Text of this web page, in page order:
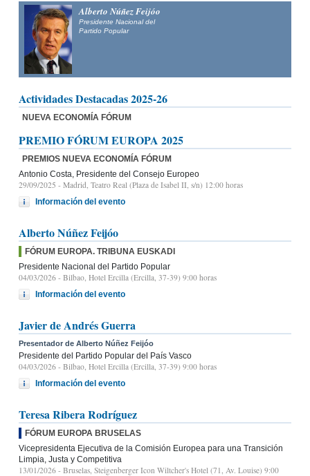
Alberto Núñez Feijóo
Presidente Nacional del
Partido Popular
Actividades Destacadas 2025-26
NUEVA ECONOMÍA FÓRUM
PREMIO FÓRUM EUROPA 2025
PREMIOS NUEVA ECONOMÍA FÓRUM
Antonio Costa, Presidente del Consejo Europeo
29/09/2025 - Madrid, Teatro Real (Plaza de Isabel II, s/n) 12:00 horas
Información del evento
Alberto Núñez Feijóo
FÓRUM EUROPA. TRIBUNA EUSKADI
Presidente Nacional del Partido Popular
04/03/2026 - Bilbao, Hotel Ercilla (Ercilla, 37-39) 9:00 horas
Información del evento
Javier de Andrés Guerra
Presentador de Alberto Núñez Feijóo
Presidente del Partido Popular del País Vasco
04/03/2026 - Bilbao, Hotel Ercilla (Ercilla, 37-39) 9:00 horas
Información del evento
Teresa Ribera Rodríguez
FÓRUM EUROPA BRUSELAS
Vicepresidenta Ejecutiva de la Comisión Europea para una Transición
Limpia, Justa y Competitiva
13/01/2026 - Bruselas, Steigenberger Icon Wiltcher's Hotel (71, Av. Louise) 9:00